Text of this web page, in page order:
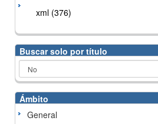
xml (376)
Buscar solo por título
Ámbito
General